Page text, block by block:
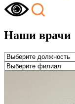
Наши врачи